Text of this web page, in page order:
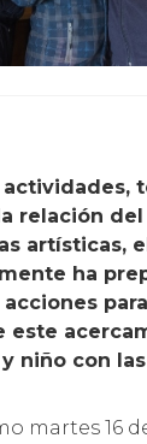
relación
artísticas,
ha
este
niño con
martes 16